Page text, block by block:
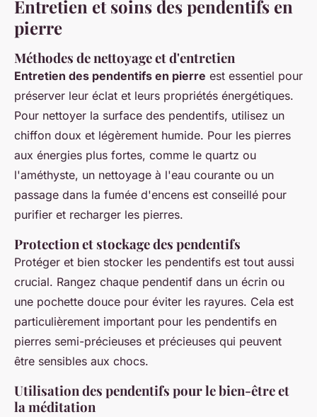
Entretien et soins des pendentifs en
pierre
Méthodes de nettoyage et d'entretien
Entretien des pendentifs en pierre est essentiel pour
préserver leur éclat et leurs propriétés énergétiques.
Pour nettoyer la surface des pendentifs, utilisez un
chiffon doux et légèrement humide. Pour les pierres
aux énergies plus fortes, comme le quartz ou
l'améthyste, un nettoyage à l'eau courante ou un
passage dans la fumée d'encens est conseillé pour
purifier et recharger les pierres.
Protection et stockage des pendentifs
Protéger et bien stocker les pendentifs est tout aussi
crucial. Rangez chaque pendentif dans un écrin ou
une pochette douce pour éviter les rayures. Cela est
particulièrement important pour les pendentifs en
pierres semi-précieuses et précieuses qui peuvent
être sensibles aux chocs.
Utilisation des pendentifs pour le bien-être et
la méditation